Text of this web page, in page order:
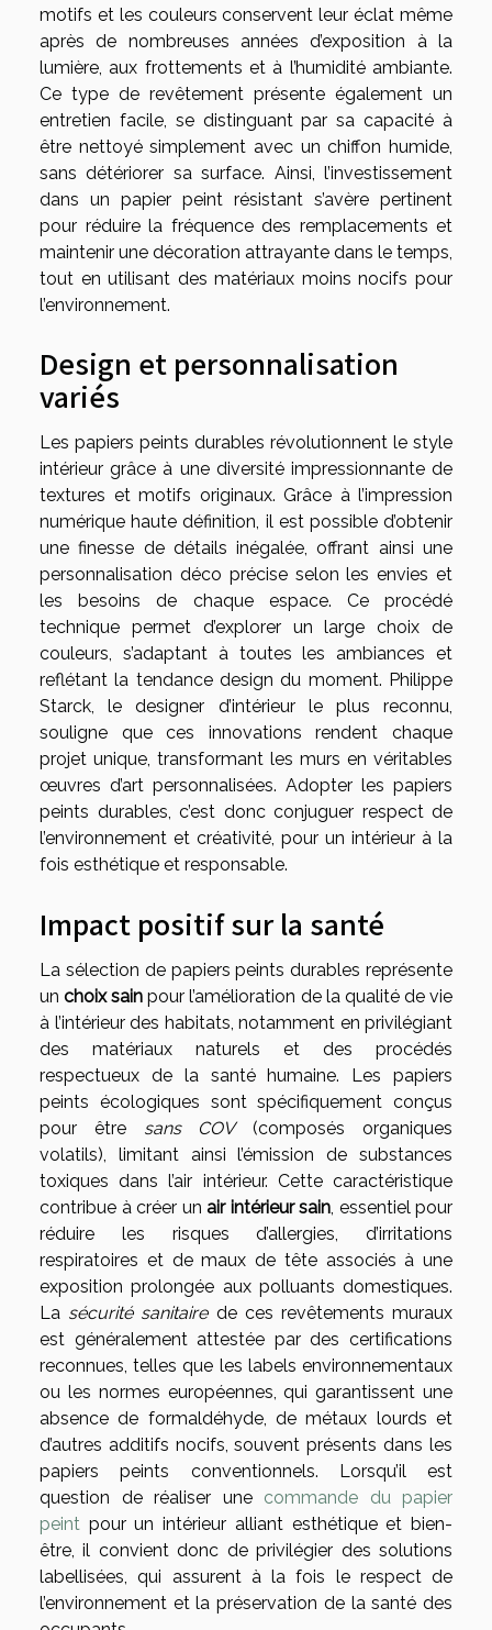
motifs et les couleurs conservent leur éclat même
après de nombreuses années d’exposition à la
lumière, aux frottements et à l’humidité ambiante.
Ce type de revêtement présente également un
entretien facile, se distinguant par sa capacité à
être nettoyé simplement avec un chiffon humide,
sans détériorer sa surface. Ainsi, l’investissement
dans un papier peint résistant s’avère pertinent
pour réduire la fréquence des remplacements et
maintenir une décoration attrayante dans le temps,
tout en utilisant des matériaux moins nocifs pour
l’environnement.
Design et personnalisation
variés
Les papiers peints durables révolutionnent le style
intérieur grâce à une diversité impressionnante de
textures et motifs originaux. Grâce à l’impression
numérique haute définition, il est possible d’obtenir
une finesse de détails inégalée, offrant ainsi une
personnalisation déco précise selon les envies et
les besoins de chaque espace. Ce procédé
technique permet d’explorer un large choix de
couleurs, s’adaptant à toutes les ambiances et
reflétant la tendance design du moment. Philippe
Starck, le designer d’intérieur le plus reconnu,
souligne que ces innovations rendent chaque
projet unique, transformant les murs en véritables
œuvres d’art personnalisées. Adopter les papiers
peints durables, c’est donc conjuguer respect de
l’environnement et créativité, pour un intérieur à la
fois esthétique et responsable.
Impact positif sur la santé
La sélection de papiers peints durables représente
unchoix sain pour l’amélioration de la qualité de vie
à l’intérieur des habitats, notamment en privilégiant
des matériaux naturels et des procédés
respectueux de la santé humaine. Les papiers
peints écologiques sont spécifiquement conçus
pour être sans COV(composés organiques
volatils), limitant ainsi l’émission de substances
toxiques dans l’air intérieur. Cette caractéristique
contribue à créer un air intérieur sain , essentiel pour
réduire les risques d’allergies, d’irritations
respiratoires et de maux de tête associés à une
exposition prolongée aux polluants domestiques.
La sécurité sanitairede ces revêtements muraux
est généralement attestée par des certifications
reconnues, telles que les labels environnementaux
ou les normes européennes, qui garantissent une
absence de formaldéhyde, de métaux lourds et
d’autres additifs nocifs, souvent présents dans les
papiers peints conventionnels. Lorsqu’il est
question de réaliser une commande du papier
peint pour un intérieur alliant esthétique et bien-
être, il convient donc de privilégier des solutions
labellisées, qui assurent à la fois le respect de
l’environnement et la préservation de la santé des